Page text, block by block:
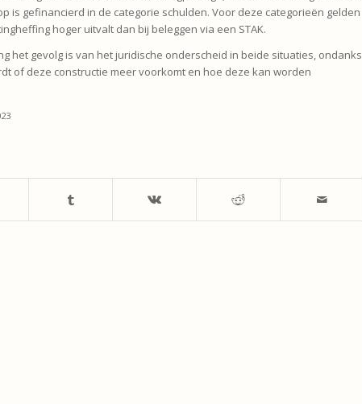
is gefinancierd in de categorie schulden. Voor deze categorieën gelden
hoger uitvalt dan bij beleggen via een STAK.
het gevolg is van het juridische onderscheid in beide situaties, ondanks
of deze constructie meer voorkomt en hoe deze kan worden